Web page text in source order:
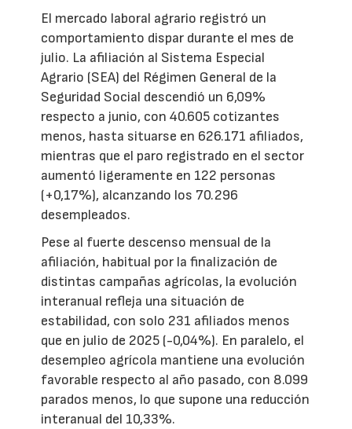
El mercado laboral agrario registró un
comportamiento dispar durante el mes de
julio. La afiliación al Sistema Especial
Agrario (SEA) del Régimen General de la
Seguridad Social descendió un 6,09%
respecto a junio, con 40.605 cotizantes
menos, hasta situarse en 626.171 afiliados,
mientras que el paro registrado en el sector
aumentó ligeramente en 122 personas
(+0,17%), alcanzando los 70.296
desempleados.
Pese al fuerte descenso mensual de la
afiliación, habitual por la finalización de
distintas campañas agrícolas, la evolución
interanual refleja una situación de
estabilidad, con solo 231 afiliados menos
que en julio de 2025 (-0,04%). En paralelo, el
desempleo agrícola mantiene una evolución
favorable respecto al año pasado, con 8.099
parados menos, lo que supone una reducción
interanual del 10,33%.